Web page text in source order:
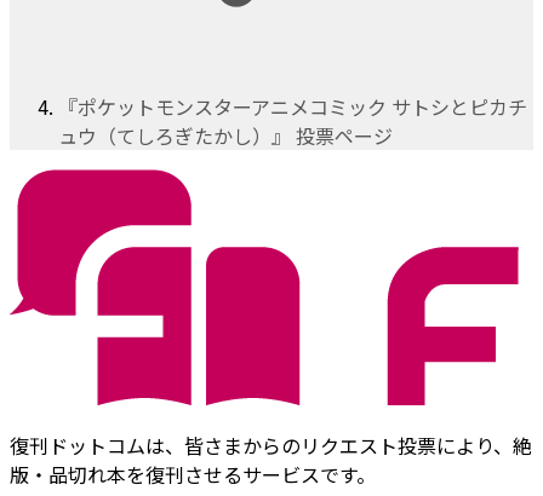
『ポケットモンスターアニメコミック サトシとピカチ
ュウ（てしろぎたかし）』 投票ページ
復刊ドットコムは、皆さまからのリクエスト投票により、絶
版・品切れ本を復刊させるサービスです。